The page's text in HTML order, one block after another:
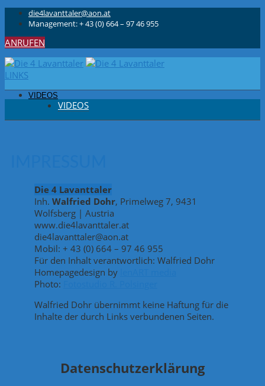
die4lavanttaler@aon.at
Management: + 43 (0) 664 – 97 46 955
ANRUFEN
LINKS
VIDEOS
VIDEOS
Die 4 Lavanttaler
Inh. Walfried Dohr, Primelweg 7, 9431
Wolfsberg | Austria
www.die4lavanttaler.at
die4lavanttaler@aon.at
Mobil: + 43 (0) 664 – 97 46 955
Für den Inhalt verantwortlich: Walfried Dohr
Homepagedesign by
Photo:
Walfried Dohr übernimmt keine Haftung für die
Inhalte der durch Links verbundenen Seiten.
Datenschutzerklärung